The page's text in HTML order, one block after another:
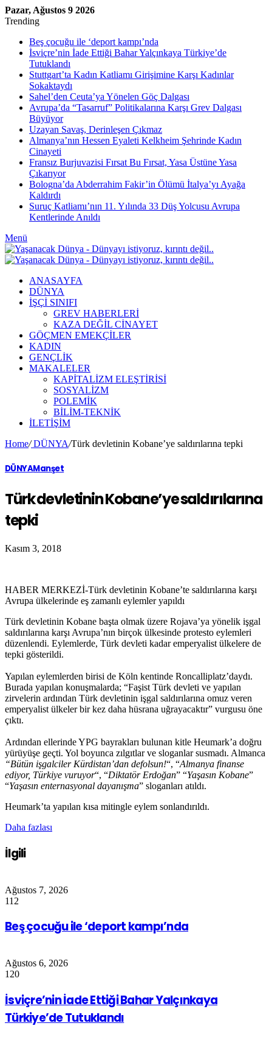
Pazar, Ağustos 9 2026
Trending
Beş çocuğu ile ‘deport kampı’nda
İsviçre’nin İade Ettiği Bahar Yalçınkaya Türkiye’de
Tutuklandı
Stuttgart’ta Kadın Katliamı Girişimine Karşı Kadınlar
Sokaktaydı
Sahel’den Ceuta’ya Yönelen Göç Dalgası
Avrupa’da “Tasarruf” Politikalarına Karşı Grev Dalgası
Büyüyor
Uzayan Savaş, Derinleşen Çıkmaz
Almanya’nın Hessen Eyaleti Kelkheim Şehrinde Kadın
Cinayeti
Fransız Burjuvazisi Fırsat Bu Fırsat, Yasa Üstüne Yasa
Çıkarıyor
Bologna’da Abderrahim Fakir’in Ölümü İtalya’yı Ayağa
Kaldırdı
Suruç Katliamı’nın 11. Yılında 33 Düş Yolcusu Avrupa
Kentlerinde Anıldı
Menü
ANASAYFA
DÜNYA
İŞÇİ SINIFI
GREV HABERLERİ
KAZA DEĞİL CİNAYET
GÖÇMEN EMEKÇİLER
KADIN
GENÇLİK
MAKALELER
KAPİTALİZM ELEŞTİRİSİ
SOSYALİZM
POLEMİK
BİLİM-TEKNİK
ILETIŞIM
Home/DÜNYA/Türk devletinin Kobane’ye saldırılarına tepki
DÜNYAManşet
Türk devletinin Kobane’ye saldırılarına
tepki
Kasım 3, 2018
HABER MERKEZİ-Türk devletinin Kobane’te saldırılarına karşı
Avrupa ülkelerinde eş zamanlı eylemler yapıldı
Türk devletinin Kobane başta olmak üzere Rojava’ya yönelik işgal
saldırılarına karşı Avrupa’nın birçok ülkesinde protesto eylemleri
düzenlendi. Eylemlerde, Türk devleti kadar emperyalist ülkelere de
tepki gösterildi.
Yapılan eylemlerden birisi de Köln kentinde Roncalliplatz’daydı.
Burada yapılan konuşmalarda; “Faşist Türk devleti ve yapılan
zirvelerin ardından Türk devletinin işgal saldırılarına omuz veren
emperyalist ülkeler bir kez daha hüsrana uğrayacaktır” vurgusu öne
çıktı.
Ardından ellerinde YPG bayrakları bulunan kitle Heumark’a doğru
yürüyüşe geçti. Yol boyunca zılgıtlar ve sloganlar susmadı. Almanca
“Bütün işgalciler Kürdistan’dan defolsun!“, “Almanya finanse
ediyor, Türkiye vuruyor“, “Diktatör Erdoğan” “Yaşasın Kobane”
“Yaşasın enternasyonal dayanışma” sloganları atıldı.
Heumark’ta yapılan kısa mitingle eylem sonlandırıldı.
Daha fazlası
İlgili
Ağustos 7, 2026
112
Beş çocuğu ile ‘deport kampı’nda
Ağustos 6, 2026
120
İsviçre’nin İade Ettiği Bahar Yalçınkaya
Türkiye’de Tutuklandı